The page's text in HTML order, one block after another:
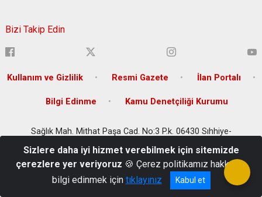
Bizi Takip Edin
Kullanım ve Gizlilik Resmi Gazete İlan Portalı
Bilgi Edinme Kamu Denetçiliği Kurumu
Sağlık Mah. Mithat Paşa Cad. No:3 P.k. 06430 Sıhhiye-
+90 (312) 306 66 66
Sizlere daha iyi hizmet verebilmek için sitemizde
çerezlere yer veriyoruz 🍪 Çerez politikamız hakkında
bilgi edinmek için tıklayınız Kabul et